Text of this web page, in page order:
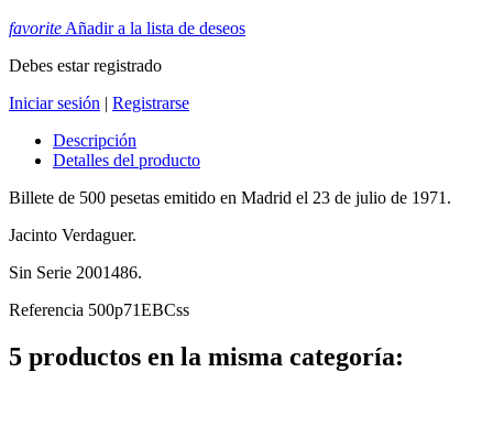
favorite Añadir a la lista de deseos
Debes estar registrado
Iniciar sesión | Registrarse
Descripción
Detalles del producto
Billete de 500 pesetas emitido en Madrid el 23 de julio de 1971.
Jacinto Verdaguer.
Sin Serie 2001486.
Referencia 500p71EBCss
5 productos en la misma categoría: